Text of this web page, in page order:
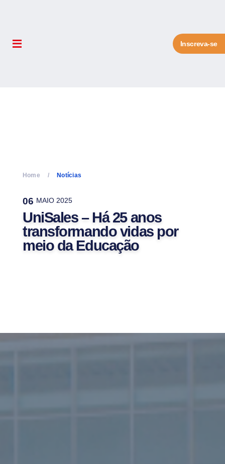
Inscreva-se
Home Notícias
06 MAIO 2025
UniSales – Há 25 anos
transformando vidas por
meio da Educação